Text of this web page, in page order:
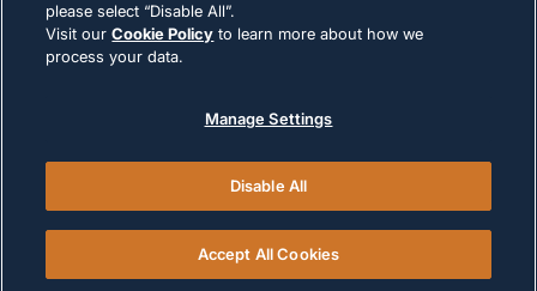
Política de cookies
© 2026 Versigent. All rights reserved
please select “Disable All”.
Visit ourCookie Policy to learn more about how we
process your data.
Manage Settings
Disable All
Accept All Cookies